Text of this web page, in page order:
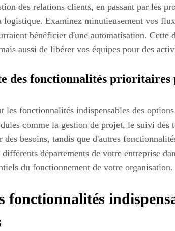
des relations clients, en passant par les
logistique. Examinez minutieusement vos
bénéficier d'une automatisation. Cette
aussi de libérer vos équipes pour des
des fonctionnalités prioritaires
les fonctionnalités indispensables des
comme la gestion de projet, le suivi des
besoins, tandis que d'autres
départements de votre entreprise
du fonctionnement de votre organisation.
fonctionnalités